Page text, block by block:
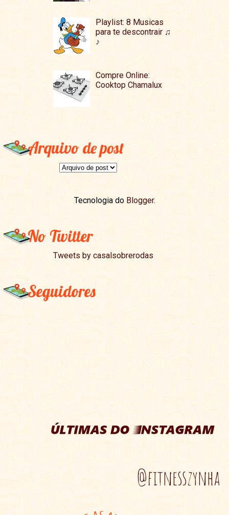
Playlist: 8 Musicas
para te descontrair ♫
♪
Compre Online:
Cooktop Chamalux
Arquivo de post
Tecnologia do Blogger.
No Twitter
Tweets by casalsobrerodas
Seguidores
@fitnesszynha